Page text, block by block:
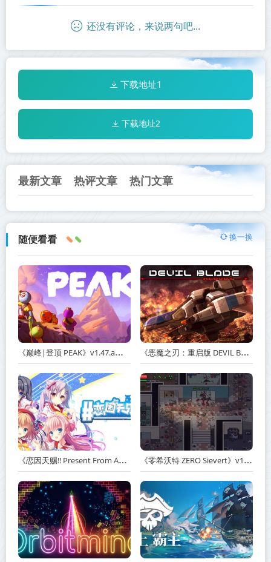
还没有评论，来说两句吧...
下载地址1
下载地址2
最新文章 热评文章 热门文章
随便看看 换一换
《巅峰|登顶 PEAK》v1.47.a【单机+联机】丨中文版网盘下载 《恶魔之刃：重启版 DEVIL BLADE REBOOT》v1.2.4-免安装中文版丨中文版网盘下载
《恋因天赐!! Present From Angel Template!! An Angel's Gift》Build.23930554-免安装中文版丨中文版网盘下载 《零希沃特 ZERO Sievert》v1.2.59-免安装中文版丨中文版网盘下载